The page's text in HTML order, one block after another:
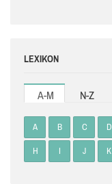
LEXIKON
A-M N-Z
A B C D
H I J K